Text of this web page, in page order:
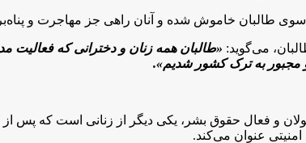
سوی طالبان خاموش شده و آنان راهی جز مهاجرت و
می‌گوید: «طالبان همه زنان و دخترانی که
به ترک کشور شدیم».
و فعال حقوق بشر، یکی دیگر از زنانی است که پس
عنوان می‌کند.